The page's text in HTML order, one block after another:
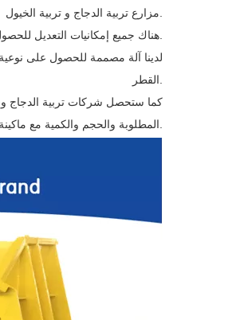
لدينا آلة مصممة للحصول على نوعية
كما ستحصل شركات تربية الدجاج